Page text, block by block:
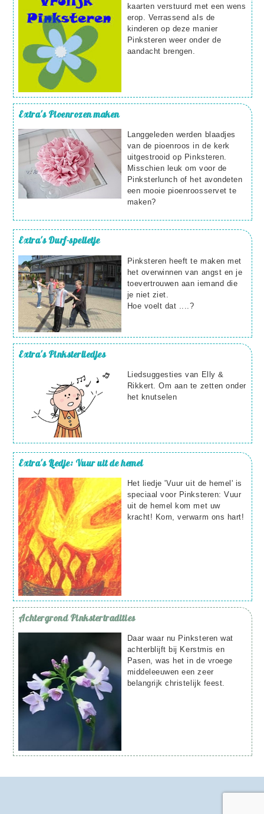
kaarten verstuurd met een wens
erop. Verrassend als de
kinderen op deze manier
Pinksteren weer onder de
aandacht brengen.
Extra'sPioenrozen maken
Langgeleden werden blaadjes
van de pioenroos in de kerk
uitgestrooid op Pinksteren.
Misschien leuk om voor de
Pinksterlunch of het avondeten
een mooie pioenroosservet te
maken?
Extra'sDurf-spelletje
Pinksteren heeft te maken met
het overwinnen van angst en je
toevertrouwen aan iemand die
je niet ziet.
Hoe voelt dat ....?
Extra'sPinksterliedjes
Liedsuggesties van Elly &
Rikkert. Om aan te zetten onder
het knutselen
Extra'sLiedje: Vuur uit de hemel
Het liedje 'Vuur uit de hemel' is
speciaal voor Pinksteren: Vuur
uit de hemel kom met uw
kracht! Kom, verwarm ons hart!
AchtergrondPinkstertradities
Daar waar nu Pinksteren wat
achterblijft bij Kerstmis en
Pasen, was het in de vroege
middeleeuwen een zeer
belangrijk christelijk feest.